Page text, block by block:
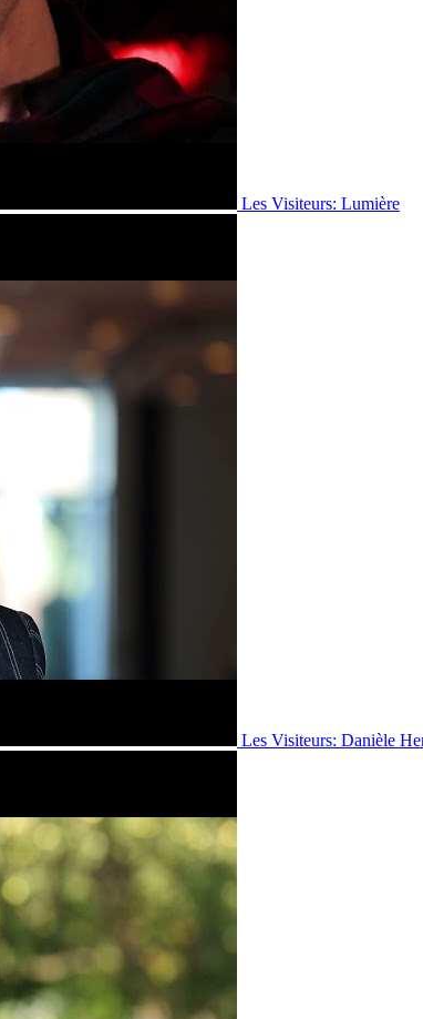
Les Visiteurs: Lumière
Les Visiteurs: Danièle